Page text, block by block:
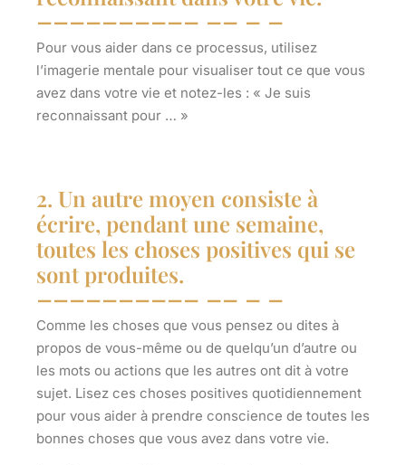
Pour vous aider dans ce processus, utilisez
l’imagerie mentale pour visualiser tout ce que vous
avez dans votre vie et notez-les : « Je suis
reconnaissant pour … »
2. Un autre moyen consiste à
écrire, pendant une semaine,
toutes les choses positives qui se
sont produites.
Comme les choses que vous pensez ou dites à
propos de vous-même ou de quelqu’un d’autre ou
les mots ou actions que les autres ont dit à votre
sujet. Lisez ces choses positives quotidiennement
pour vous aider à prendre conscience de toutes les
bonnes choses que vous avez dans votre vie.